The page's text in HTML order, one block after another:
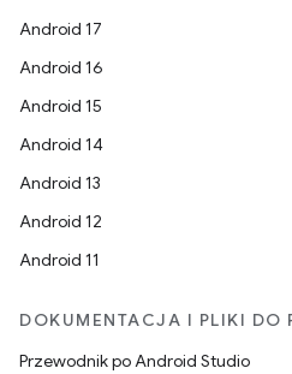
Android 17
Android 16
Android 15
Android 14
Android 13
Android 12
Android 11
DOKUMENTACJA I PLIKI DO
Przewodnik po Android Studio